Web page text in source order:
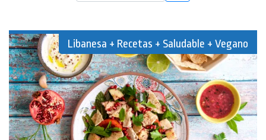
Libanesa + Recetas + Saludable + Vegano